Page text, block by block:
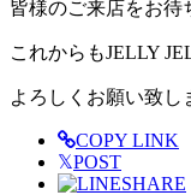
皆様のご来店をお待
これからもJELLY
よろしくお願い致し
COPY LINK
𝕏POST
SHARE